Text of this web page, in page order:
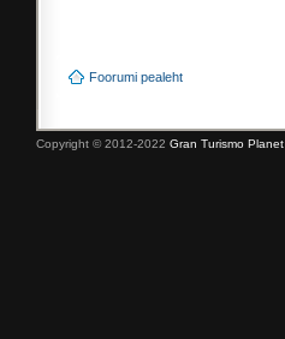
Foorumi pealeht
Copyright © 2012-2022 Gran Turismo Planet